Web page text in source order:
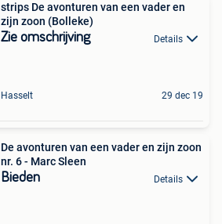
strips De avonturen van een vader en
zijn zoon (Bolleke)
Zie omschrijving Details
Hasselt 29 dec 19
De avonturen van een vader en zijn zoon
nr. 6 - Marc Sleen
Bieden Details